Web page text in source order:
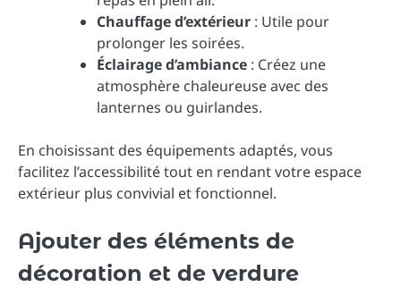
Chauffage d’extérieur : Utile pour
prolonger les soirées.
Éclairage d’ambiance : Créez une
atmosphère chaleureuse avec des
lanternes ou guirlandes.
En choisissant des équipements adaptés, vous
facilitez l’accessibilité tout en rendant votre espace
extérieur plus convivial et fonctionnel.
Ajouter des éléments de
décoration et de verdure